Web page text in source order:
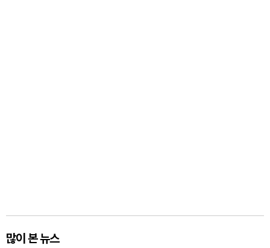
많이 본 뉴스